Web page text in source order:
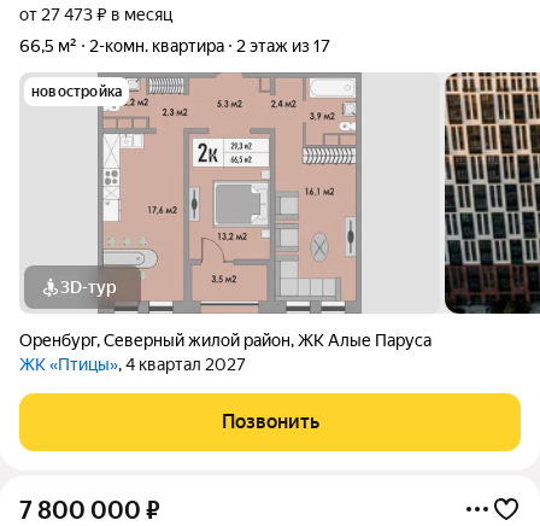
от 27 473 ₽ в месяц
66,5 м²
2-комн. квартира 2 этаж из 17
новостройка
3D-тур
Оренбург,Северный жилой район,ЖК Алые Паруса
ЖК «Птицы», 4 квартал 2027
Позвонить
7 800 000 ₽